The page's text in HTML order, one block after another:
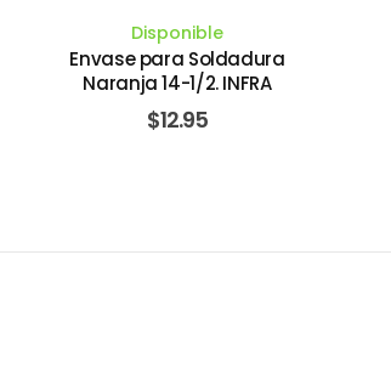
Disponible
Envase para Soldadura
Naranja 14-1/2. INFRA
$12.95